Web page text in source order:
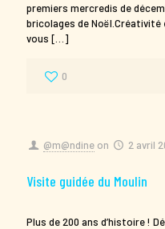
premiers mercredis de
bricolages de
vous […]
0
@m@ndine on 2 avril
Visite guidée du Moulin
Plus de 200 ans d’histoire !